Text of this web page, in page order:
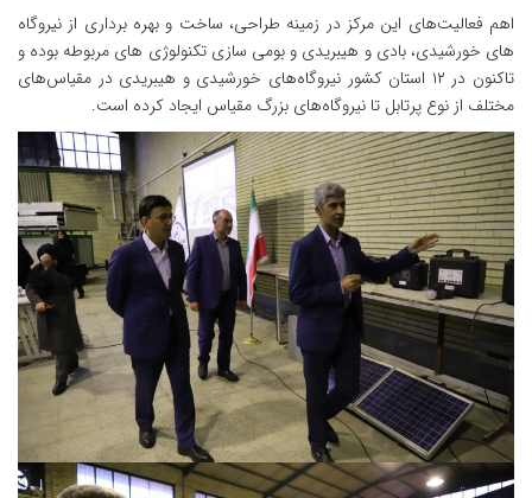
اهم فعالیت‌های این مرکز در زمینه طراحی، ساخت و بهره برداری از نیروگاه
های خورشیدی، بادی و هیبریدی و بومی سازی تکنولوژی های مربوطه بوده و
تاکنون در ۱۲ استان کشور نیروگاه‌های خورشیدی و هیبریدی در مقیاس‌های
مختلف از نوع پرتابل تا نیروگاه‌های بزرگ مقیاس ایجاد کرده است.